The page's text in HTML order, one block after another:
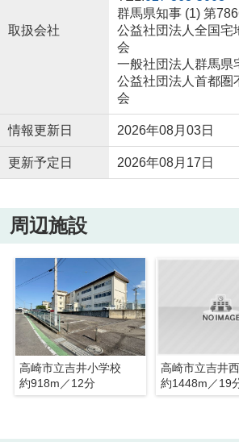
取扱会社
群馬県知事 (1) 第
公益社団法人全国宅
会
一般社団法人群馬県
公益社団法人首都圏
会
情報更新日 2026年08月03日
更新予定日 2026年08月17日
周辺施設
高崎市立吉井小学校
約918m／12分
高崎市立吉井
約1448m／19